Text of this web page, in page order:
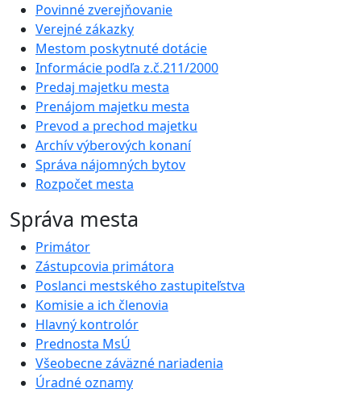
Povinné zverejňovanie
Verejné zákazky
Mestom poskytnuté dotácie
Informácie podľa z.č.211/2000
Predaj majetku mesta
Prenájom majetku mesta
Prevod a prechod majetku
Archív výberových konaní
Správa nájomných bytov
Rozpočet mesta
Správa mesta
Primátor
Zástupcovia primátora
Poslanci mestského zastupiteľstva
Komisie a ich členovia
Hlavný kontrolór
Prednosta MsÚ
Všeobecne záväzné nariadenia
Úradné oznamy